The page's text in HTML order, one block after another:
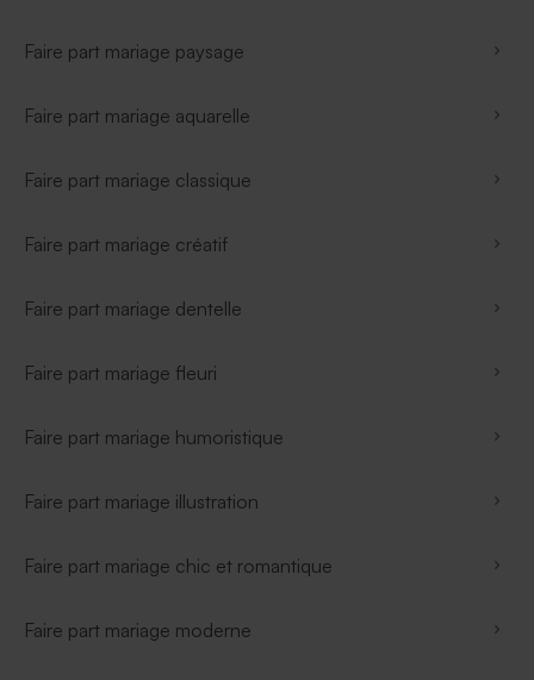
Faire part mariage paysage
Faire part mariage aquarelle
Faire part mariage classique
Faire part mariage créatif
Faire part mariage dentelle
Faire part mariage fleuri
Faire part mariage humoristique
Faire part mariage illustration
Faire part mariage chic et romantique
Faire part mariage moderne